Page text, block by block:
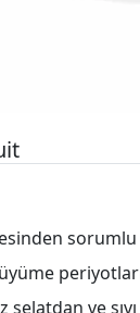
şelatdan ve